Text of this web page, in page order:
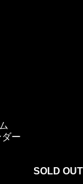
ー
SOLD OUT